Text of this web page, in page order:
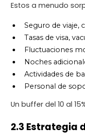
Estos a menudo
Seguro de viaje,
Tasas de visa,
Fluctuaciones
Noches
Actividades de
Personal de
Un buffer del 10 al
2.3 Estrategia